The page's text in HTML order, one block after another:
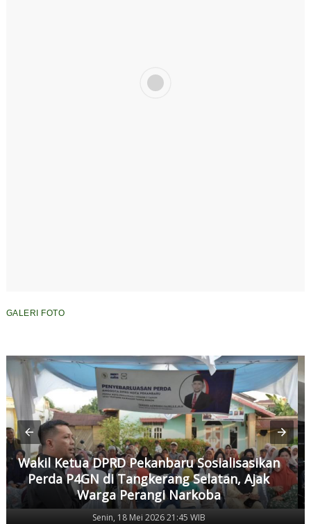
GALERI FOTO
Wakil Ketua DPRD Pekanbaru Sosialisasikan
Perda P4GN di Tangkerang Selatan, Ajak
Warga Perangi Narkoba
Senin, 18 Mei 2026 21:45 WIB